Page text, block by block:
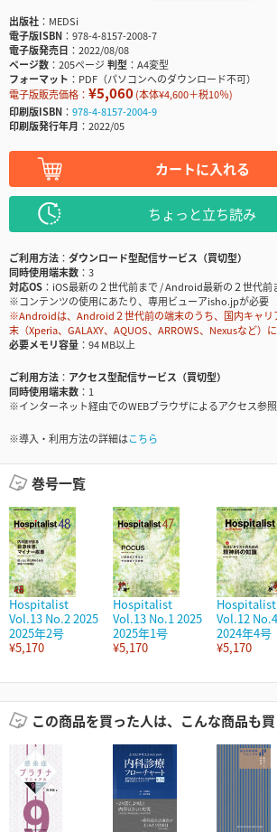
出版社
MEDSi
電子版ISBN
978-4-8157-2008-7
電子版発売日
2022/08/08
ページ数
205ページ判型
A4変型
フォーマット
PDF（パソコンへのダウンロード不可）
電子版販売価格： ¥5,060(本体¥4,600＋税10％)
印刷版ISBN
978-4-8157-2004-9
印刷版発行年月
2022/05
カートに入れる
ちょっと立ち読み
ご利用方法
ダウンロード型配信サービス（買切型）
同時使用端末数
3
対応OS
iOS最新の２世代前まで / Android最新の２世代前
※コンテンツの使用にあたり、専用ビューアisho.jpが必要
※Androidは、Android２世代前の端末のうち、国内キャリ
末（Xperia、GALAXY、AQUOS、ARROWS、Nexusなど）
必要メモリ容量
94 MB以上
ご利用方法
アクセス型配信サービス（買切型）
同時使用端末数
1
※インターネット経由でのWEBブラウザによるアクセス参照
※導入・利用方法の詳細はこちら
巻号一覧
Hospitalist
Vol.13 No.2 2025
2025年2号
¥5,170
Hospitalist
Vol.13 No.1 2025
2025年1号
¥5,170
Hospitalist
Vol.12
2024年4号
¥5,170
この商品を買った人は、こんな商品も買